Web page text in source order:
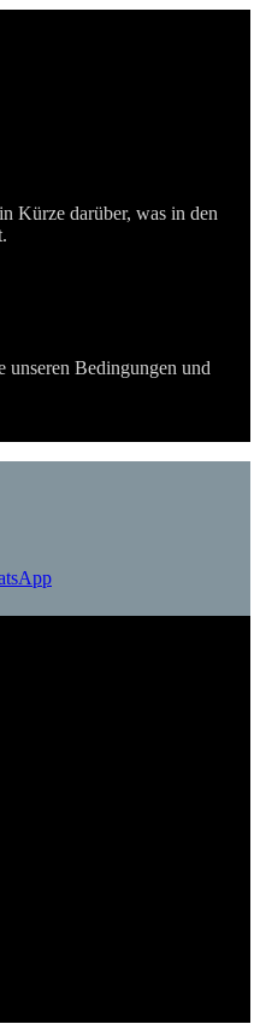
Kürze darüber, was in den
unseren Bedingungen und